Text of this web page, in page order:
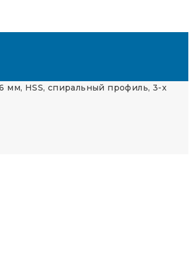
мм, HSS, спиральный профиль, 3-х